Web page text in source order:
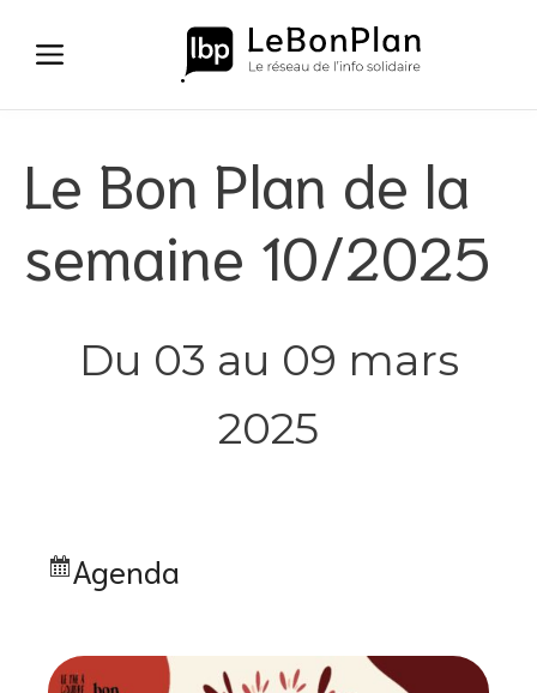
contenu
Le Bon Plan de la
semaine 10/2025
Du 03 au 09 mars
2025
Agenda